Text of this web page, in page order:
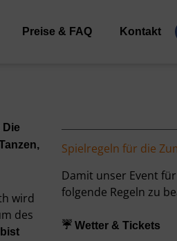
Preise & FAQ Kontakt
Die
wird
des
Spielregeln für die
Damit unser Event
folgende Regeln zu
☔ Wetter & Tickets